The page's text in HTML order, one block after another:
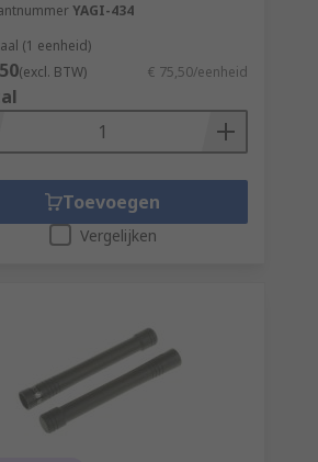
YAGI-434
(1 eenheid)
(excl. BTW) € 75,50/eenheid
Toevoegen
Vergelijken